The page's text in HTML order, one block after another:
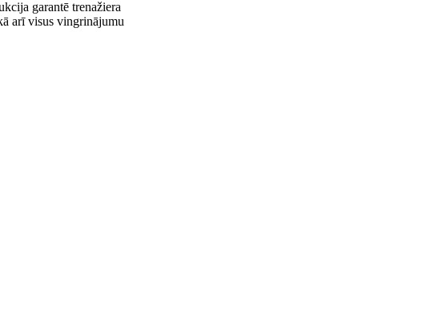
garantē trenažiera
arī visus vingrinājumu